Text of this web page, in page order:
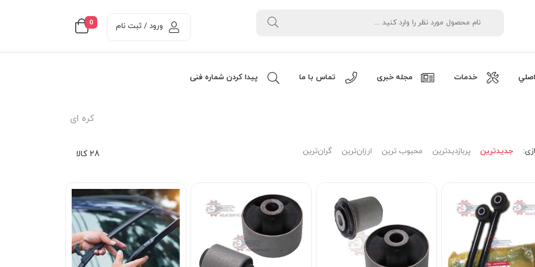
0 ورود / ثبت نام
خدمات مجله خبری تماس با ما پیدا کردن شماره فنی
کره ای
28 کالا جدیدترین پربازدیدترین محبوب ترین ارزان‌ترین گران‌ترین